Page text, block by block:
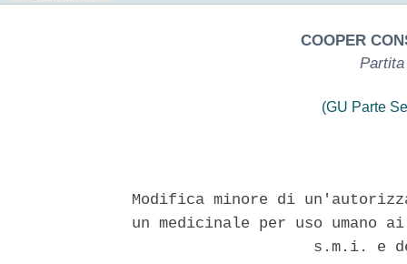
COOPER
Partita
(GU Parte
Modifica minore di
un medicinale per uso umano
s.m.i. e